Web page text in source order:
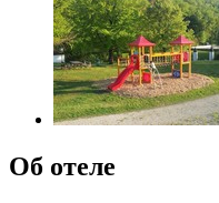
Об отеле